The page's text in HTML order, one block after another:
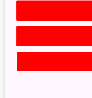
Cuisine
Shikoku